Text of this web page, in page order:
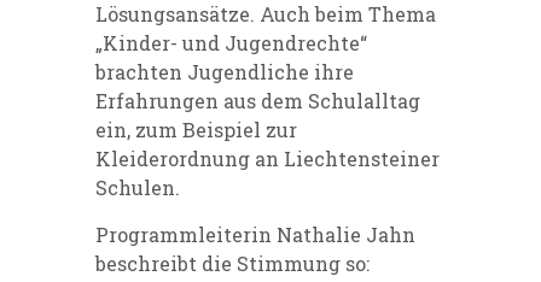
Lösungsansätze. Auch beim Thema
„Kinder- und Jugendrechte“
brachten Jugendliche ihre
Erfahrungen aus dem Schulalltag
ein, zum Beispiel zur
Kleiderordnung an Liechtensteiner
Schulen.
Programmleiterin Nathalie Jahn
beschreibt die Stimmung so: